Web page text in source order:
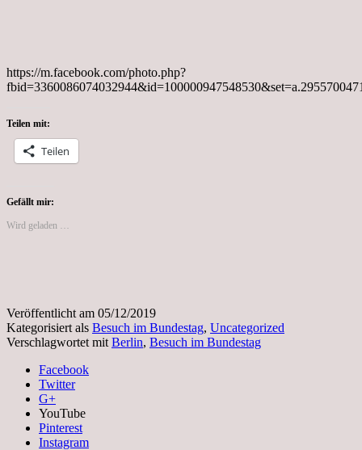
https://m.facebook.com/photo.php?
Teilen mit:
Teilen
Gefällt mir:
Wird geladen …
Veröffentlicht am 05/12/2019
Kategorisiert als Besuch im Bundestag, Uncategorized
Verschlagwortet mit Berlin, Besuch im Bundestag
Facebook
Twitter
G+
YouTube
Pinterest
Instagram